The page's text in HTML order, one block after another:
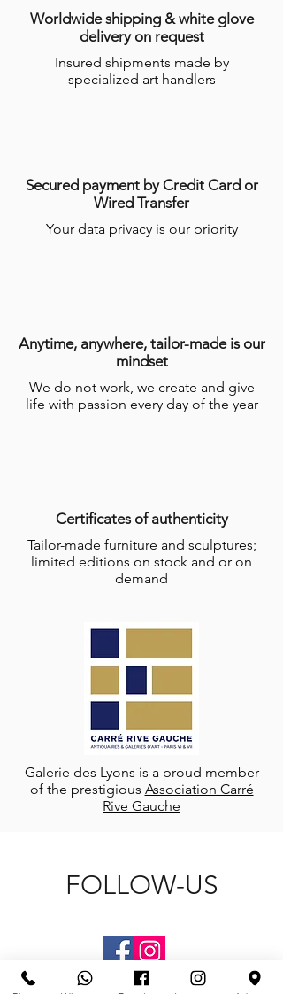
informera l’Acheteur du délai dans
lequel le Produit devrait être expédié,
étant précisé que certains Produits
nécessitent un temps de réalisation de
plusieurs semaines par les Artisans.
Worldwide shipping & white glove
delivery on request
Insured shipments made by
specialized art handlers
Secured payment by Credit Card or
Wired Transfer
Your data privacy is our priority
Anytime, anywhere, tailor-made is our
mindset
We do not work, we create and give
life with passion every day of the year
Certificates of authenticity
Tailor-made furniture and sculptures;
limited editions on stock and or on
demand
Galerie des Lyons is a proud member
of the prestigious Association Carré
Rive Gauche
FOLLOW-US